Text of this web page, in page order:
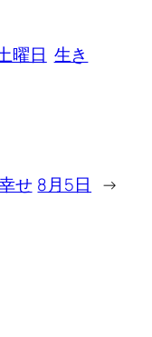
曜日 生き
せ 8月5日 →